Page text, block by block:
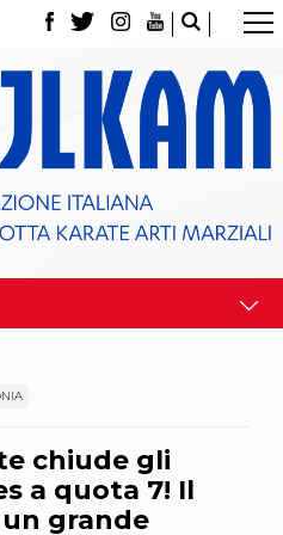
e Tesseramenti
con più di 100 atleti
Sportiva
Didattica
chiude gli
a quota 7! Il
un grande